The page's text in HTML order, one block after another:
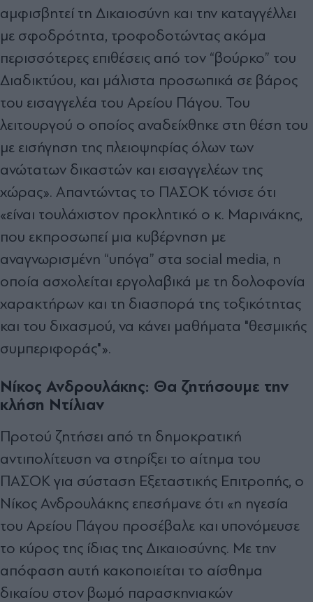
αμφισβητεί τη Δικαιοσύνη και την καταγγέλλει
με σφοδρότητα, τροφοδοτώντας ακόμα
περισσότερες επιθέσεις από τον “βούρκο” του
Διαδικτύου, και μάλιστα προσωπικά σε βάρος
του εισαγγελέα του Αρείου Πάγου. Του
λειτουργού ο οποίος αναδείχθηκε στη θέση του
με εισήγηση της πλειοψηφίας όλων των
ανώτατων δικαστών και εισαγγελέων της
χώρας». Απαντώντας το ΠΑΣΟΚ τόνισε ότι
«είναι τουλάχιστον προκλητικό ο κ. Μαρινάκης,
που εκπροσωπεί μια κυβέρνηση με
αναγνωρισμένη “υπόγα” στα social media, η
οποία ασχολείται εργολαβικά με τη δολοφονία
χαρακτήρων και τη διασπορά της τοξικότητας
και του διχασμού, να κάνει μαθήματα "θεσμικής
συμπεριφοράς"».
Νίκος Ανδρουλάκης: Θα ζητήσουμε την
κλήση Ντίλιαν
Προτού ζητήσει από τη δημοκρατική
αντιπολίτευση να στηρίξει το αίτημα του
ΠΑΣΟΚ για σύσταση Εξεταστικής Επιτροπής, ο
Νίκος Ανδρουλάκης επεσήμανε ότι «η ηγεσία
του Αρείου Πάγου προσέβαλε και υπονόμευσε
το κύρος της ίδιας της Δικαιοσύνης. Με την
απόφαση αυτή κακοποιείται το αίσθημα
δικαίου στον βωμό παρασκηνιακών